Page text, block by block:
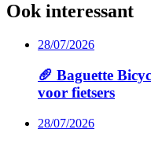
Ook interessant
28/07/2026
🥖 Baguette
voor fietsers
28/07/2026